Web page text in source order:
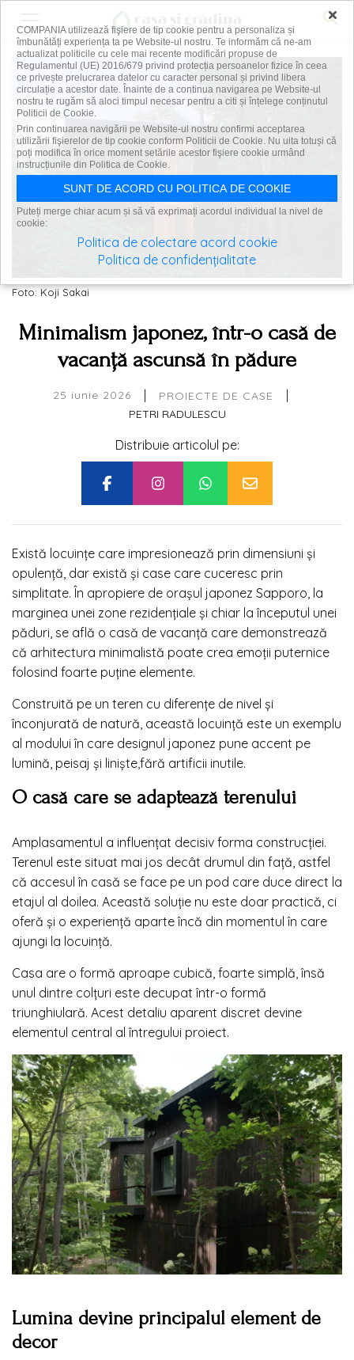
Foto: Koji Sakai
Minimalism japonez, într-o casă de
vacanță ascunsă în pădure
25 iunie 2026 | PROIECTE DE CASE |
PETRI RADULESCU
Distribuie articolul pe:
Există locuințe care impresionează prin dimensiuni și
opulență, dar există și case care cuceresc prin
simplitate. În apropiere de orașul japonez Sapporo, la
marginea unei zone rezidențiale și chiar la începutul unei
păduri, se află o casă de vacanță care demonstrează
că arhitectura minimalistă poate crea emoții puternice
folosind foarte puține elemente.
Construită pe un teren cu diferențe de nivel și
înconjurată de natură, această locuință este un exemplu
al modului în care designul japonez pune accent pe
lumină, peisaj și liniște,fără artificii inutile.
O casă care se adaptează terenului
Amplasamentul a influențat decisiv forma construcției.
Terenul este situat mai jos decât drumul din față, astfel
că accesul în casă se face pe un pod care duce direct la
etajul al doilea. Această soluție nu este doar practică, ci
oferă și o experiență aparte încă din momentul în care
ajungi la locuință.
Casa are o formă aproape cubică, foarte simplă, însă
unul dintre colțuri este decupat într-o formă
triunghiulară. Acest detaliu aparent discret devine
elementul central al întregului proiect.
Lumina devine principalul element de
decor
×
COMPANIA utilizează fişiere de tip cookie pentru a personaliza și
îmbunătăți experiența ta pe Website-ul nostru. Te informăm că ne-am
actualizat politicile cu cele mai recente modificări propuse de
Regulamentul (UE) 2016/679 privind protecția persoanelor fizice în ceea
ce privește prelucrarea datelor cu caracter personal și privind libera
circulație a acestor date. Înainte de a continua navigarea pe Website-ul
nostru te rugăm să aloci timpul necesar pentru a citi și înțelege conținutul
Politicii de Cookie.
Prin continuarea navigării pe Website-ul nostru confirmi acceptarea
utilizării fişierelor de tip cookie conform Politicii de Cookie. Nu uita totuși că
poți modifica în orice moment setările acestor fişiere cookie urmând
instrucțiunile din Politica de Cookie.
SUNT DE ACORD CU POLITICA DE COOKIE
Puteți merge chiar acum și să vă exprimați acordul individual la nivel de
cookie:
Politica de colectare acord cookie
Politica de confidențialitate